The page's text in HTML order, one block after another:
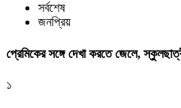
সর্বশেষ
জনপ্রিয়
প্রেমিকের সঙ্গে দেখা করতে জেলে,
১